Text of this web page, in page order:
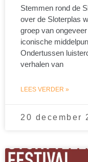
Stemmen rond de
over de Sloterplas
groep van
iconische
Ondertussen
verhalen van
LEES VERDER »
20 december